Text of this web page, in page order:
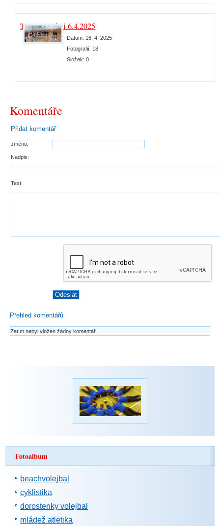
Turnaj s rodiči 6.4.2025
Datum: 16. 4. 2025
Fotografií: 18
Složek:0
Komentáře
Přidat komentář
Jméno:
Nadpis:
Text:
Přehled komentářů
Zatím nebyl vložen žádný komentář
Fotoalbum
beachvolejbal
cyklistika
dorostenky volejbal
mládež atletika